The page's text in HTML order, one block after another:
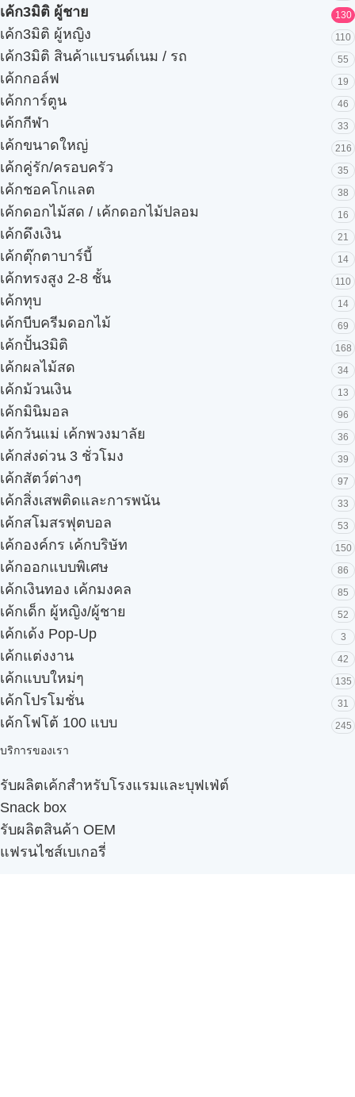
เค้ก3มิติ ผู้ชาย 130
เค้ก3มิติ ผู้หญิง 110
เค้ก3มิติ สินค้าแบรนด์เนม / รถ 55
เค้กกอล์ฟ 19
เค้กการ์ตูน 46
เค้กกีฬา 33
เค้กขนาดใหญ่ 216
เค้กคู่รัก/ครอบครัว 35
เค้กชอคโกแลต 38
เค้กดอกไม้สด / เค้กดอกไม้ปลอม 16
เค้กดึงเงิน 21
เค้กตุ๊กตาบาร์บี้ 14
เค้กทรงสูง 2-8 ชั้น 110
เค้กทุบ 14
เค้กบีบครีมดอกไม้ 69
เค้กปั้น3มิติ 168
เค้กผลไม้สด 34
เค้กม้วนเงิน 13
เค้กมินิมอล 96
เค้กวันแม่ เค้กพวงมาลัย 36
เค้กส่งด่วน 3 ชั่วโมง 39
เค้กสัตว์ต่างๆ 97
เค้กสิ่งเสพติดและการพนัน 33
เค้กสโมสรฟุตบอล 53
เค้กองค์กร เค้กบริษัท 150
เค้กออกแบบพิเศษ 86
เค้กเงินทอง เค้กมงคล 85
เค้กเด็ก ผู้หญิง/ผู้ชาย 52
เค้กเด้ง Pop-Up 3
เค้กแต่งงาน 42
เค้กแบบใหม่ๆ 135
เค้กโปรโมชั่น 31
เค้กโฟโต้ 100 แบบ 245
บริการของเรา
รับผลิตเค้กสำหรับโรงแรมและบุฟเฟ่ต์
Snack box
รับผลิตสินค้า OEM
แฟรนไชส์เบเกอรี่